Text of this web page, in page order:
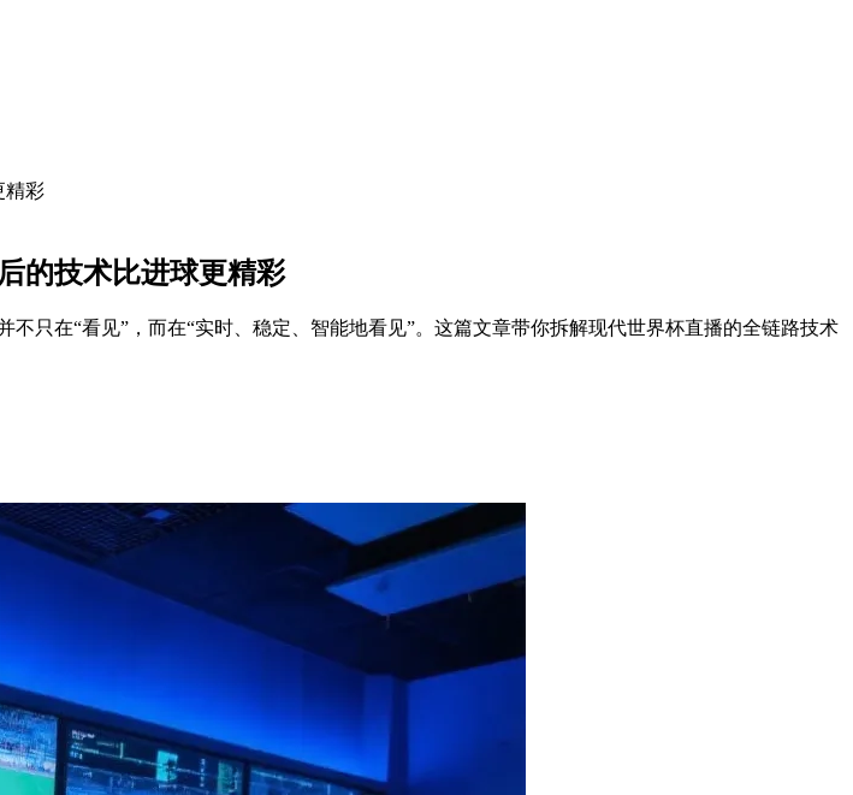
精彩
的技术比进球更精彩
只在“看见”，而在“实时、稳定、智能地看见”。这篇文章带你拆解现代世界杯直播的全链路技术